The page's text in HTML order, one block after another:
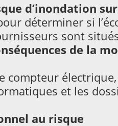
d’inondation
déterminer si
sont
de la
électrique,
et les
au risque